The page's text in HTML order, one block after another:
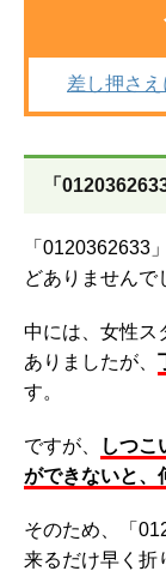
差し押さ
「
「0120362633
どありませんで
中には、女性ス
ありましたが、
す。
ですが、
しつこ
ができないと、
そのため、
「
来るだけ早く折